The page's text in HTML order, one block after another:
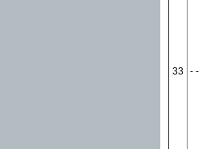
33 - -